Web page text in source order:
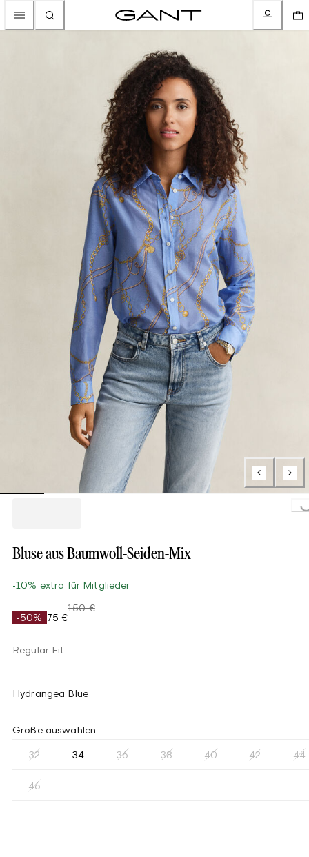
Loading...
Bluse aus Baumwoll-Seiden-Mix
-10% extra für Mitglieder
-50% 75 €
150 €
Regular Fit
Hydrangea Blue
Größe auswählen
32 34 36 38 40 42 44
46